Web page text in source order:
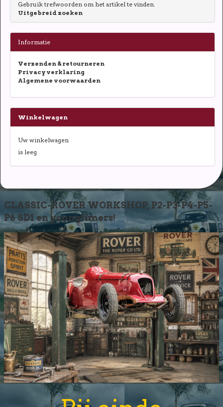
Gebruik trefwoorden om het artikel te vinden.
Uitgebreid zoeken
Informatie
Verzenden & retourneren
Privacy verklaring
Algemene voorwaarden
Winkelwagen
Uw winkelwagen
is leeg
CLASSIC-ROVER WORKSHOP, P2-P3-P4-P5-
P6 SD1 en youngtimers!